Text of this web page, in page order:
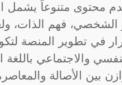
محتوى متنوعاً يشمل
الشخصي، فهم الذات،
في تطوير المنصة
والاجتماعي باللغة
بين الأصالة